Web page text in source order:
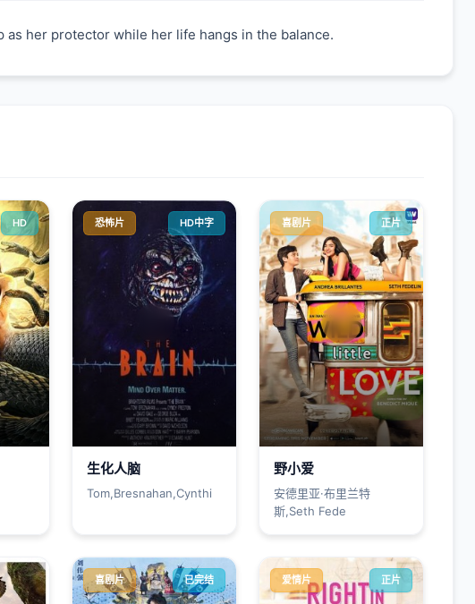
her protector while her life hangs in the balance.
HD 恐怖片 HD中字
生化人脑
Tom,Bresnahan,Cynthi
喜剧片 正片
野小爱
安德里亚·布里兰特
斯,Seth Fede
喜剧片 已完结 爱情片 正片